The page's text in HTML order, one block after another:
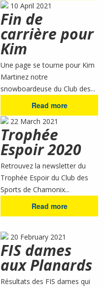
10 April 2021
Fin de
carrière pour
Kim
Une page se tourne pour Kim
Martinez notre
snowboardeuse du Club des...
Read more
22 March 2021
Trophée
Espoir 2020
Retrouvez la newsletter du
Trophée Espoir du Club des
Sports de Chamonix...
Read more
20 February 2021
FIS dames
aux Planards
Résultats des FIS dames qui